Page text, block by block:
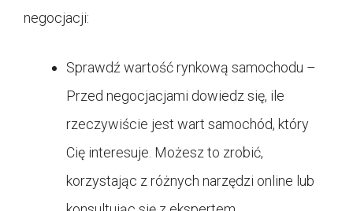
negocjacji:
Sprawdź wartość rynkową samochodu –
Przed negocjacjami dowiedz się, ile
rzeczywiście jest wart samochód, który
Cię interesuje. Możesz to zrobić,
korzystając z różnych narzędzi online lub